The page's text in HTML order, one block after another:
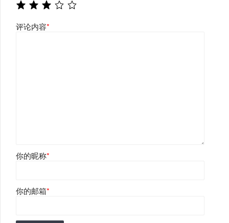
评论内容*
你的昵称*
你的邮箱*